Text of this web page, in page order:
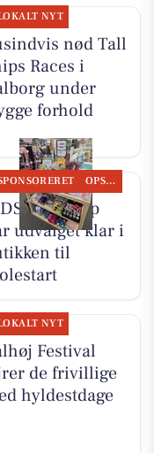
NYT
nød Tall
Races i
under
forhold
OPSLAGSTAVLEN
Coolshop
udvalget klar i
til
NYT
Festival
de frivillige
hyldestdage